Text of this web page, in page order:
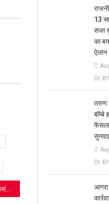
ऐसे परिवार और व्यक्तियों को सतसंगी माना ही नहीं जा सकता
13
सजा
का
ऐलान
Dr.
तरुण
बॉम्बे
Dr.